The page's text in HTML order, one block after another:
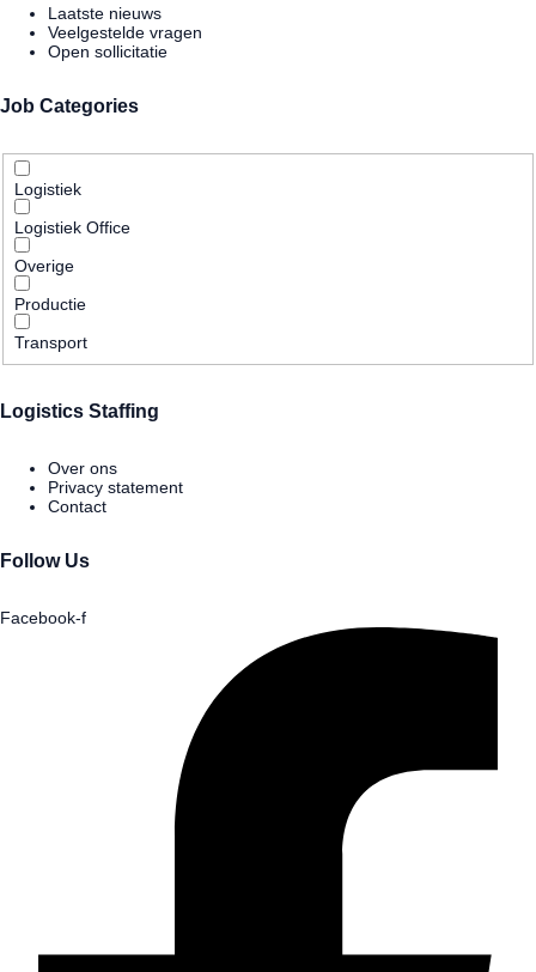
Laatste nieuws
Veelgestelde vragen
Open sollicitatie
Job Categories
Logistiek
Logistiek Office
Overige
Productie
Transport
Logistics Staffing
Over ons
Privacy statement
Contact
Follow Us
Facebook-f